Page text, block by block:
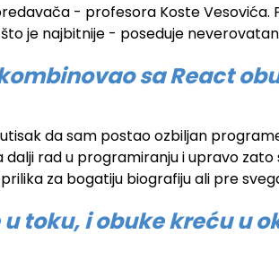
- profesora Koste
je najbitnije - poseduje
sa React
da sam postao ozbiljan
rad u programiranju i upravo
za bogatiju biografiju ali pre
toku, i obuke kreću u